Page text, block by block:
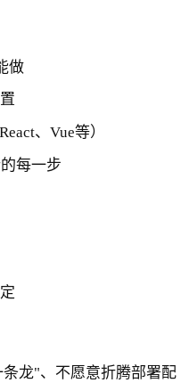
做
、Vue等）
每一步
龙"、不愿意折腾部署配